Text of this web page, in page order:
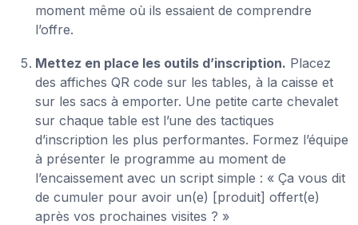
moment même où ils essaient de comprendre
l’offre.
Mettez en place les outils d’inscription. Placez
des affiches QR code sur les tables, à la caisse et
sur les sacs à emporter. Une petite carte chevalet
sur chaque table est l’une des tactiques
d’inscription les plus performantes. Formez l’équipe
à présenter le programme au moment de
l’encaissement avec un script simple : « Ça vous dit
de cumuler pour avoir un(e) [produit] offert(e)
après vos prochaines visites ? »